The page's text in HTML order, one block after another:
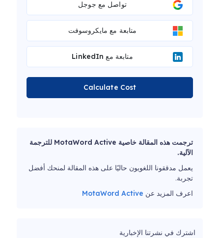
تواصل مع جوجل
متابعة مع مايكروسوفت
متابعة مع LinkedIn
Calculate Cost
ترجمت هذه المقالة خاصية MotaWord Active للترجمة
الآلية.
يعمل مدققونا اللغويون حاليًا على هذه المقالة لمنحك أفضل
تجربة.
اعرف المزيد عن MotaWord Active
اشترك في نشرتنا الإخبارية